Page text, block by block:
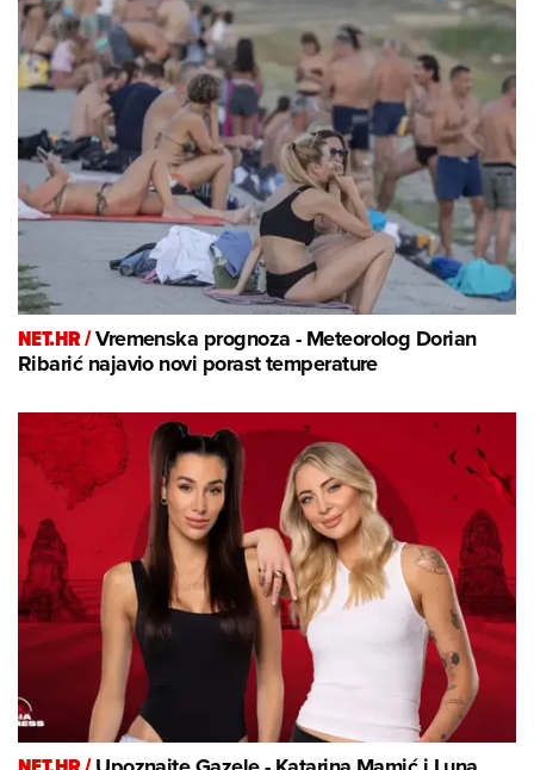
NET.HR /Vremenska prognoza - Meteorolog Dorian
Ribarić najavio novi porast temperature